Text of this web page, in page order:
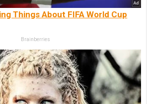
Things About FIFA World Cup
Brainberries